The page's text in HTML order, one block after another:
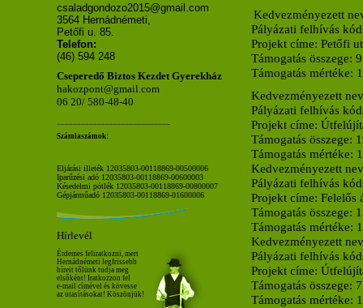
csaladgondozo2015@gmail.com
3564 Hernádnémeti,
Petőfi u. 85.
Telefon:
(46) 594 248
Cseperedő Biztos Kezdet Gyerekház
hakozpont@gmail.com
06 20/ 580-48-40
Számlaszámok:
Eljárási illeték 12035803-00118869-00500006
Iparűzési adó 12035803-00118869-00600003
Késedelmi pótlék 12035803-00118869-00800007
Gépjárműadó 12035803-00118869-01600006
Hírlevél
Érdemes feliratkozni, mert
Hernádnémeti legfrissebb
híreit tőlünk tudja meg
elsőként! Iratkozzon fel
e-mail címével és kövesse
az utasításokat! Köszönjük!
Kedvezményezett
Pályázati felhívás
Projekt címe: Petőfi
Támogatás összege:
Támogatás mértéke:
Kedvezményezett
Pályázati felhívás
Projekt címe:
Támogatás összege:
Támogatás mértéke:
Kedvezményezett
Pályázati felhívás
Projekt címe: Felelős
Támogatás összege:
Támogatás mértéke:
Kedvezményezett
Pályázati felhívás
Projekt címe:
Támogatás összege:
Támogatás mértéke: